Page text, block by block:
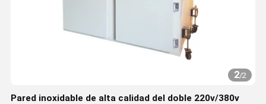
2/2
Pared inoxidable de alta calidad del doble 220v/380v